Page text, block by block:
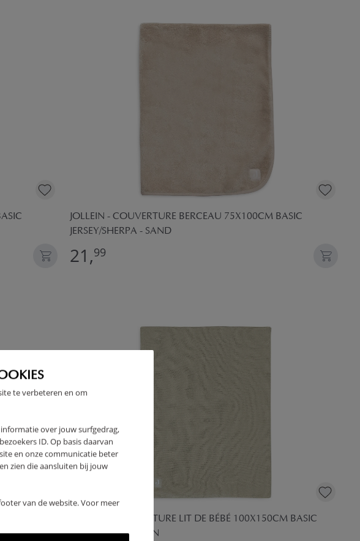
te verbeteren en om
over jouw surfgedrag,
ID. Op basis daarvan
en onze communicatie beter
zien die aansluiten bij jouw
van de website. Voor meer
JOLLEIN - COUVERTURE BERCEAU 75X100CM BASIC
JERSEY/SHERPA - SAND
21,99
BASIC
JOLLEIN - COUVERTURE LIT DE BÉBÉ 100X150CM BASIC
KNIT - OLIVE GREEN